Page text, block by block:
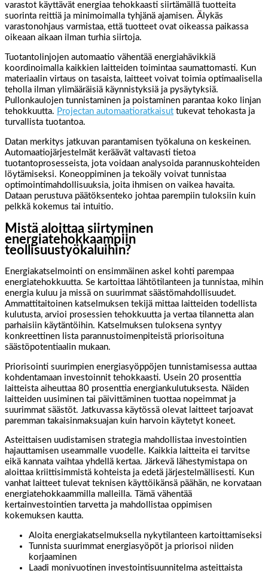
varastot käyttävät energiaa tehokkaasti siirtämällä tuotteita
suorinta reittiä ja minimoimalla tyhjänä ajamisen. Älykäs
varastonohjaus varmistaa, että tuotteet ovat oikeassa paikassa
oikeaan aikaan ilman turhia siirtoja.
Tuotantolinjojen automaatio vähentää energiahävikkiä
koordinoimalla kaikkien laitteiden toimintaa saumattomasti. Kun
materiaalin virtaus on tasaista, laitteet voivat toimia optimaalisella
teholla ilman ylimääräisiä käynnistyksiä ja pysäytyksiä.
Pullonkaulojen tunnistaminen ja poistaminen parantaa koko linjan
tehokkuutta. Projectan automaatioratkaisut tukevat tehokasta ja
turvallista tuotantoa.
Datan merkitys jatkuvan parantamisen työkaluna on keskeinen.
Automaatiojärjestelmät keräävät valtavasti tietoa
tuotantoprosesseista, jota voidaan analysoida parannuskohteiden
löytämiseksi. Koneoppiminen ja tekoäly voivat tunnistaa
optimointimahdollisuuksia, joita ihmisen on vaikea havaita.
Dataan perustuva päätöksenteko johtaa parempiin tuloksiin kuin
pelkkä kokemus tai intuitio.
Mistä aloittaa siirtyminen
energiatehokkaampiin
teollisuustyökaluihin?
Energiakatselmointi on ensimmäinen askel kohti parempaa
energiatehokkuutta. Se kartoittaa lähtötilanteen ja tunnistaa, mihin
energia kuluu ja missä on suurimmat säästömahdollisuudet.
Ammattitaitoinen katselmuksen tekijä mittaa laitteiden todellista
kulutusta, arvioi prosessien tehokkuutta ja vertaa tilannetta alan
parhaisiin käytäntöihin. Katselmuksen tuloksena syntyy
konkreettinen lista parannustoimenpiteistä priorisoituna
säästöpotentiaalin mukaan.
Priorisointi suurimpien energiasyöppöjen tunnistamisessa auttaa
kohdentamaan investoinnit tehokkaasti. Usein 20 prosenttia
laitteista aiheuttaa 80 prosenttia energiankulutuksesta. Näiden
laitteiden uusiminen tai päivittäminen tuottaa nopeimmat ja
suurimmat säästöt. Jatkuvassa käytössä olevat laitteet tarjoavat
paremman takaisinmaksuajan kuin harvoin käytetyt koneet.
Asteittaisen uudistamisen strategia mahdollistaa investointien
hajauttamisen useammalle vuodelle. Kaikkia laitteita ei tarvitse
eikä kannata vaihtaa yhdellä kertaa. Järkevä lähestymistapa on
aloittaa kriittisimmistä kohteista ja edetä järjestelmällisesti. Kun
vanhat laitteet tulevat teknisen käyttöikänsä päähän, ne korvataan
energiatehokkaammilla malleilla. Tämä vähentää
kertainvestointien tarvetta ja mahdollistaa oppimisen
kokemuksen kautta.
Aloita energiakatselmuksella nykytilanteen kartoittamiseksi
Tunnista suurimmat energiasyöpöt ja priorisoi niiden
korjaaminen
Laadi monivuotinen investointisuunnitelma asteittaista